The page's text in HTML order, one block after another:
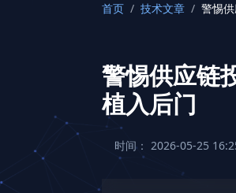
首页 / 技术文章 / 警惕
警惕供应链
植入后门
时间： 2026-05-25